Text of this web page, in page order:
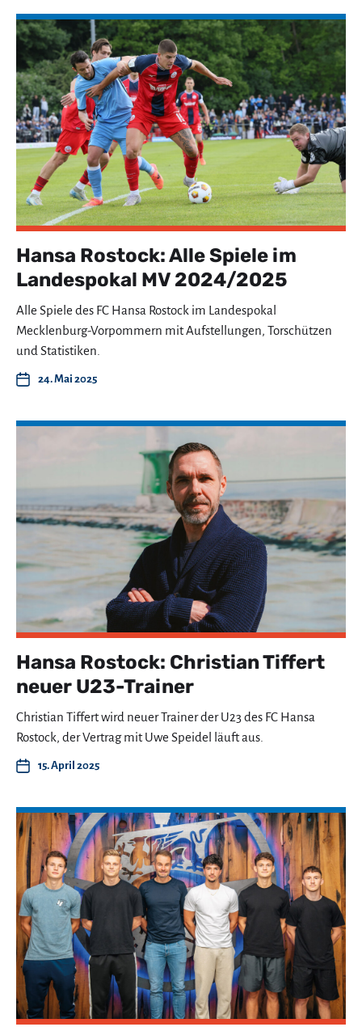
Hansa Rostock: Alle Spiele im
Landespokal MV 2024/2025
Alle Spiele des FC Hansa Rostock im Landespokal
Mecklenburg-Vorpommern mit Aufstellungen, Torschützen
und Statistiken.
24. Mai 2025
Hansa Rostock: Christian Tiffert
neuer U23-Trainer
Christian Tiffert wird neuer Trainer der U23 des FC Hansa
Rostock, der Vertrag mit Uwe Speidel läuft aus.
15. April 2025